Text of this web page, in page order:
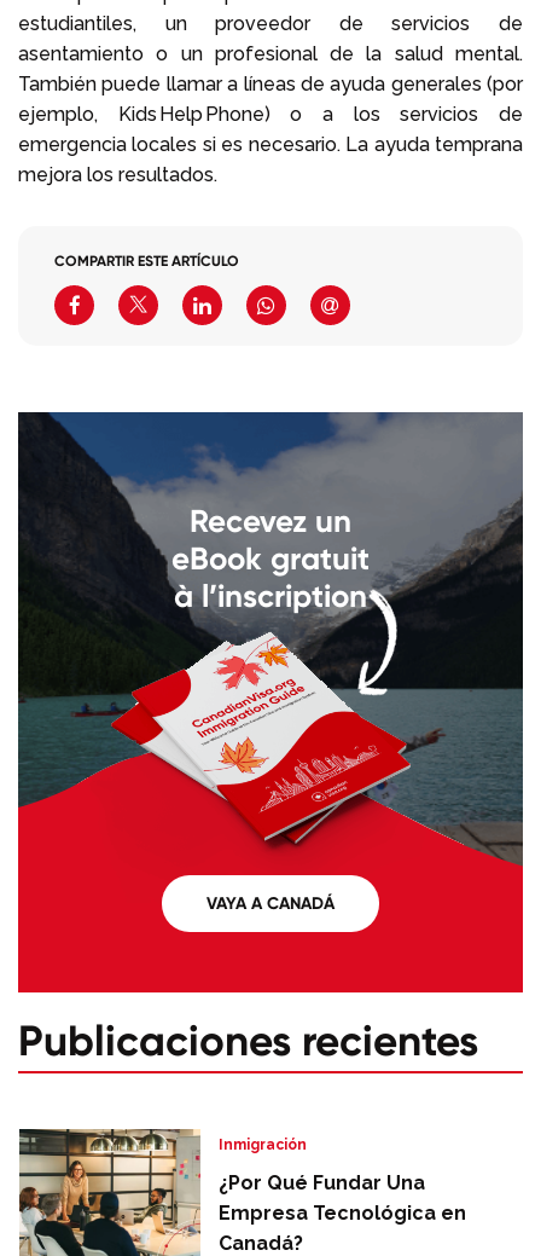
estudiantiles, un proveedor de servicios de
asentamiento o un profesional de la salud mental.
También puede llamar a líneas de ayuda generales (por
ejemplo, Kids Help Phone) o a los servicios de
emergencia locales si es necesario. La ayuda temprana
mejora los resultados.
COMPARTIR ESTE ARTÍCULO
Recevez un
eBook gratuit
à l’inscription
VAYA A CANADÁ
Publicaciones recientes
Inmigración
¿Por Qué Fundar Una
Empresa Tecnológica en
Canadá?